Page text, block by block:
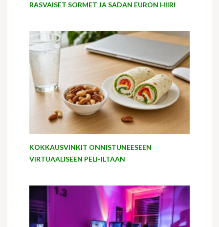
RASVAISET SORMET JA SADAN EURON HIIRI
KOKKAUSVINKIT ONNISTUNEESEEN
VIRTUAALISEEN PELI-ILTAAN